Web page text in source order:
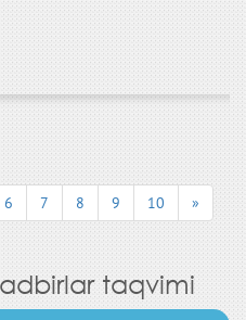
6 7 8 9 10 »
taqvimi